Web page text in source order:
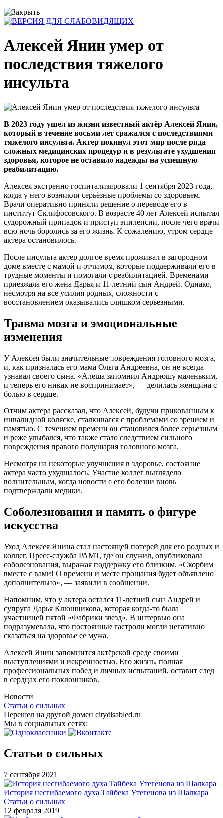
Алексей Янин умер от
последствия тяжелого
инсульта
В 2023 году ушел из жизни известный актёр Алексей Янин,
который в течение восьми лет сражался с последствиями
тяжелого инсульта. Актер покинул этот мир после ряда
сложных медицинских процедур и в результате ухудшения
здоровья, которое не оставило надежды на успешную
реабилитацию.
Алексея экстренно госпитализировали 1 сентября 2023 года,
когда у него возникли серьёзные проблемы со здоровьем.
Врачи оперативно приняли решение о переводе его в
институт Склифосовского. В возрасте 40 лет Алексей испытал
судорожный припадок и приступ эпилепсии, после чего врачи
всю ночь боролись за его жизнь. К сожалению, утром сердце
актера остановилось.
После инсульта актер долгое время проживал в загородном
доме вместе с мамой и отчимом, которые поддерживали его в
трудные моменты и помогали с реабилитацией. Временами
приезжала его жена Дарья и 11-летний сын Андрей. Однако,
несмотря на все усилия родных, сложности с
восстановлением оказывались слишком серьезными.
Травма мозга и эмоциональные
изменения
У Алексея были значительные повреждения головного мозга,
и, как призналась его мама Ольга Андреевна, он не всегда
узнавал своего сына. «Алеша запомнил Андрюшу маленьким,
и теперь его никак не воспринимает», — делилась женщина с
болью в сердце.
Отчим актера рассказал, что Алексей, будучи прикованным к
инвалидной коляске, сталкивался с проблемами со зрением и
памятью. С течением времени он становился более серьезным
и реже улыбался, что также стало следствием сильного
повреждения правого полушария головного мозга.
Несмотря на некоторые улучшения в здоровье, состояние
актера часто ухудшалось. Участие коллег выглядело
волнительным, когда новости о его болезни вновь
подтверждали медики.
Соболезнования и память о фигуре
искусства
Уход Алексея Янина стал настоящей потерей для его родных и
коллег. Пресс-служба РАМТ, где он служил, опубликовала
соболезнования, выражая поддержку его близким. «Скорбим
вместе с вами! О времени и месте прощания будет объявлено
дополнительно», — заявили в сообщении.
Напомним, что у актера остался 11-летний сын Андрей и
супруга Дарья Клюшникова, которая когда-то была
участницей пятой «Фабрики звезд». В интервью она
подразумевала, что постоянные гастроли могли негативно
сказаться на здоровье ее мужа.
Алексей Янин запомнится актёрской среде своими
выступлениями и искренностью. Его жизнь, полная
профессиональных побед и личных испытаний, оставит след
в сердцах его поклонников.
Новости
Статьи о сильных
Перешел на другой домен citydisabled.ru
Мы в социальных сетях:
Статьи о сильных
7 сентября 2021
История несгибаемого духа Тайбека Утегенова из Шалкара
Статьи о сильных
12 февраля 2019